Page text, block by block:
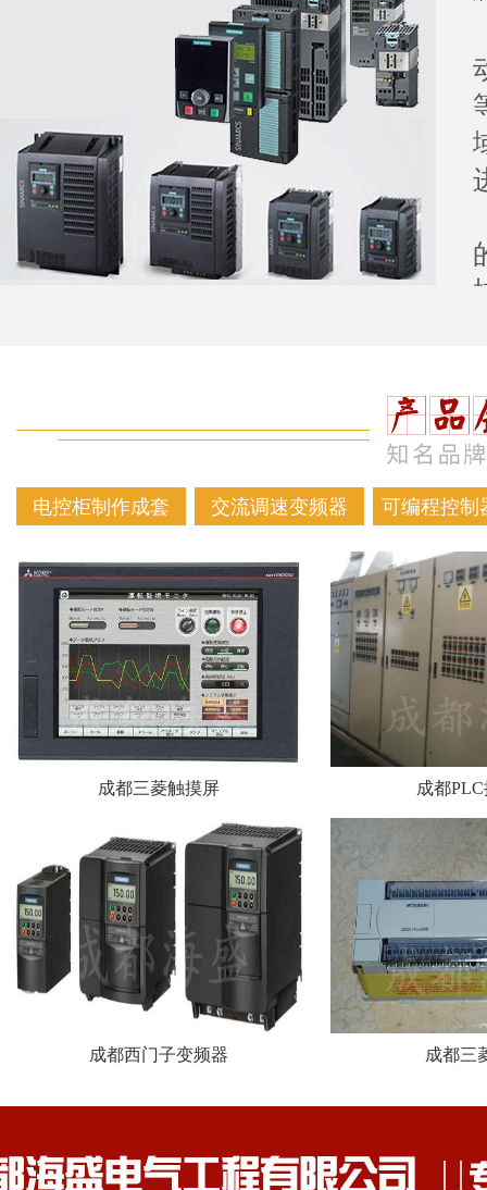
电控柜制作成套 交流调速变频器 可编程控制
成都三菱触摸屏 成都
成都西门子变频器 成都三